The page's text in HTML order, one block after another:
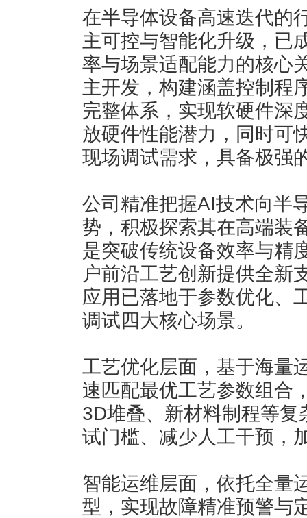
在半导体设备高速迭代的
主可控与智能化升级，已
率与场景适配能力的核心
主开发，构建涵盖控制程
完整体系，实现软硬件深
放硬件性能潜力，同时可
现场调试需求，具备极强
公司精准把握AI技术向半
势，积极探索其在高端装
是突破传统设备效率与精
户前沿工艺创新提供全新
应用已落地于参数优化、
调试四大核心场景。
工艺优化层面，基于海量
速匹配最优工艺参数组合
3D堆叠、新材料制程等
试门槛、减少人工干预，
智能运维层面，依托全量
型，实现故障精准预警与